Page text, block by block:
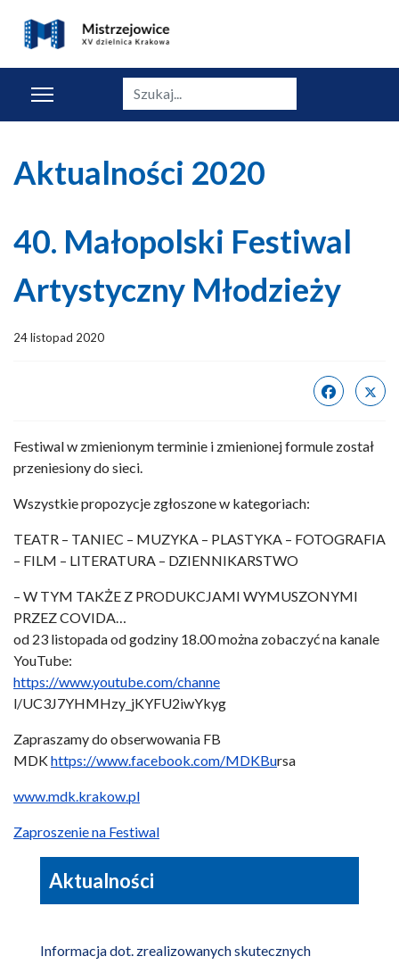
Szukaj
Aktualności 2020
40. Małopolski Festiwal
Artystyczny Młodzieży
24 listopad 2020
Festiwal w zmienionym terminie i zmienionej formule został
przeniesiony do sieci.
Wszystkie propozycje zgłoszone w kategoriach:
TEATR – TANIEC – MUZYKA – PLASTYKA – FOTOGRAFIA
– FILM – LITERATURA – DZIENNIKARSTWO
– W TYM TAKŻE Z PRODUKCJAMI WYMUSZONYMI
PRZEZ COVIDA…
od 23 listopada od godziny 18.00 można zobaczyć na kanale
YouTube:
https://www.youtube.com/channe
l/UC3J7YHMHzy_jKYFU2iwYkyg
Zapraszamy do obserwowania FB
MDKhttps://www.facebook.com/MDKBursa
www.mdk.krakow.pl
Zaproszenie na Festiwal
Aktualności
Informacja dot. zrealizowanych skutecznych